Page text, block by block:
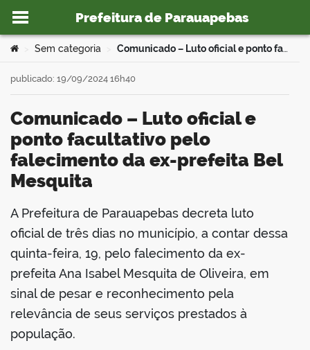
Ir para o conteúdo
Prefeitura de Parauapebas
portal
Você está aqui:
Sem categoria Comunicado – Luto oficial e ponto facultativo pelo falecimento da ex-prefeita Bel Mesquita
Comunicado – Luto oficial e
ponto facultativo pelo
falecimento da ex-prefeita Bel
Mesquita
publicado: 19/09/2024 16h40
A Prefeitura de Parauapebas decreta luto
oficial de três dias no município, a contar dessa
quinta-feira, 19, pelo falecimento da ex-
prefeita Ana Isabel Mesquita de Oliveira, em
sinal de pesar e reconhecimento pela
relevância de seus serviços prestados à
população.